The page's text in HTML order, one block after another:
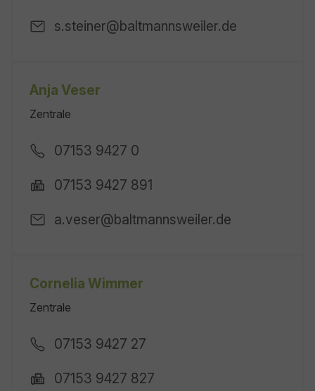
s.steiner@baltmannsweiler.de
Anja Veser
Zentrale
07153 9427 0
07153 9427 891
a.veser@baltmannsweiler.de
Cornelia Wimmer
Zentrale
07153 9427 27
07153 9427 827